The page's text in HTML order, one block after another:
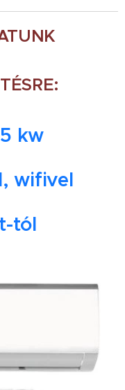
kw
wifivel
tól